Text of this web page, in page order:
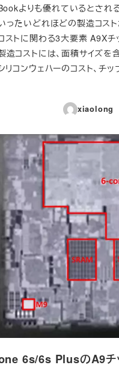
よりも優れているとされ
ったいどれほどの製造コス
ストに関わる3大要素 A9Xチ
造コストには、面積サイズを
リコンウェハーのコスト、チ
xiaolong
6s/6s PlusのA9チ